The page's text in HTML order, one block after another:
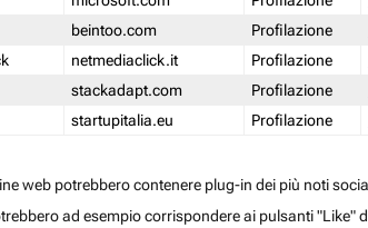
beintoo.com Profilazione
netmediaclick.it Profilazione
stackadapt.com Profilazione
startupitalia.eu Profilazione
web potrebbero contenere plug-in dei più noti
ad esempio corrispondere ai pulsanti